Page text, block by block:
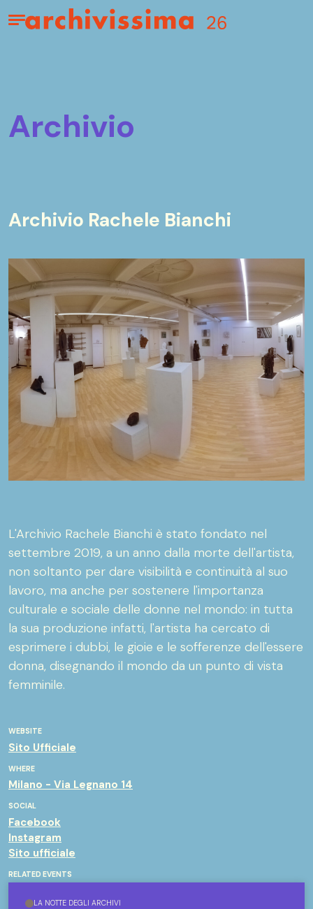
Home page
Apri il menu
archivio
Archivio Rachele Bianchi
WEBSITE
Sito Ufficiale
WHERE
Milano - Via Legnano 14
SOCIAL
Facebook
Instagram
Sito ufficiale
RELATED EVENTS
LA NOTTE DEGLI ARCHIVI
L'Archivio Rachele Bianchi è stato fondato nel
settembre 2019, a un anno dalla morte dell'artista,
non soltanto per dare visibilità e continuità al suo
lavoro, ma anche per sostenere l'importanza
culturale e sociale delle donne nel mondo: in tutta
la sua produzione infatti, l'artista ha cercato di
esprimere i dubbi, le gioie e le sofferenze dell'essere
donna, disegnando il mondo da un punto di vista
femminile.